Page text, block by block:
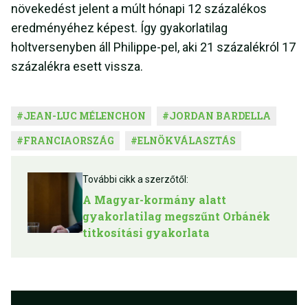
növekedést jelent a múlt hónapi 12 százalékos
eredményéhez képest. Így gyakorlatilag
holtversenyben áll Philippe-pel, aki 21 százalékról 17
százalékra esett vissza.
#JEAN-LUC MÉLENCHON #JORDAN BARDELLA
#FRANCIAORSZÁG #ELNÖKVÁLASZTÁS
További cikk a szerzőtől:
A Magyar-kormány alatt
gyakorlatilag megszűnt Orbánék
titkosítási gyakorlata